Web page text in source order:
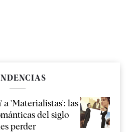
a 'Materialistas': las
del siglo
perder